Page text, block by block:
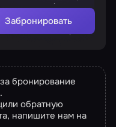
Забронировать
бронирование
обратную
напишите нам на